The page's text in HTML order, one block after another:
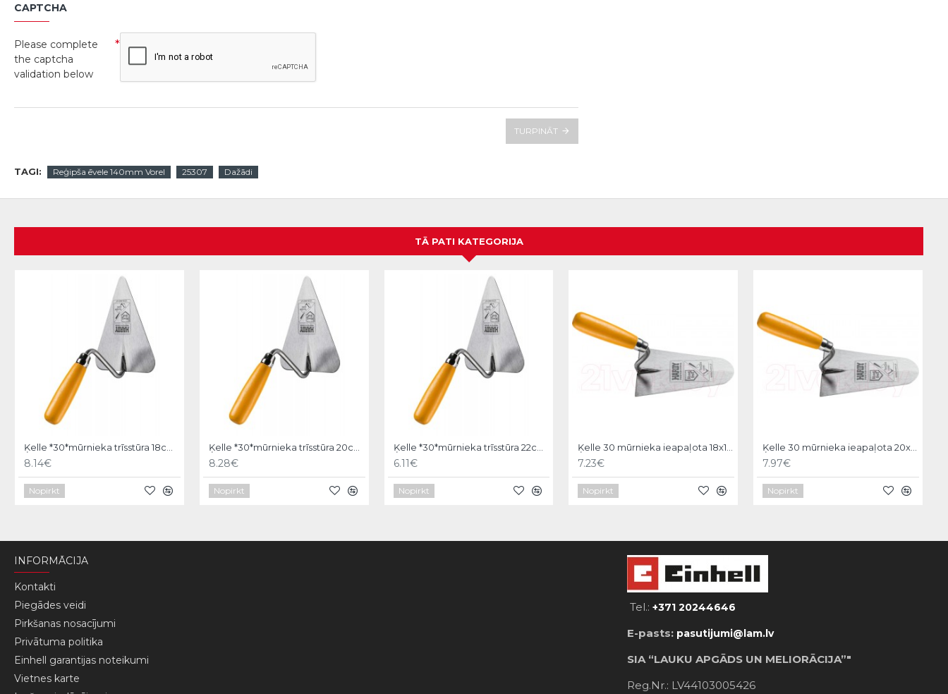
CAPTCHA
Please complete
the captcha
validation below
TURPINĀT
TAGI: Reģipša ēvele 140mm Vorel 25307 Dažādi
TĀ PATI KATEGORIJA
8.14€
Nopirkt
8.28€
Nopirkt
6.11€
Nopirkt
7.23€
Nopirkt
7.97€
Nopirkt
INFORMĀCIJA
Kontakti
Piegādes veidi
Pirkšanas nosacījumi
Privātuma politika
Einhell garantijas noteikumi
Vietnes karte
Tel.:+371 20244646
E-pasts: pasutijumi@lam.lv
SIA “LAUKU APGĀDS UN MELIORĀCIJA”"
Reg.Nr.: LV44103005426